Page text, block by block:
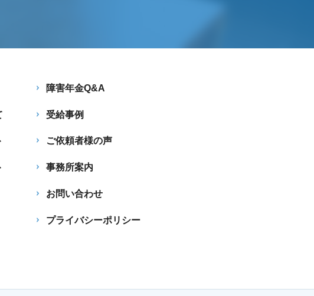
障害年金Q&A
受給事例
ご依頼者様の声
事務所案内
お問い合わせ
プライバシーポリシー